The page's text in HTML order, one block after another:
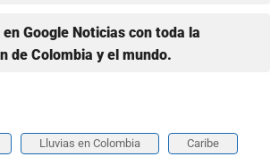
Google Noticias con toda la
de Colombia y el mundo.
Lluvias en Colombia Caribe